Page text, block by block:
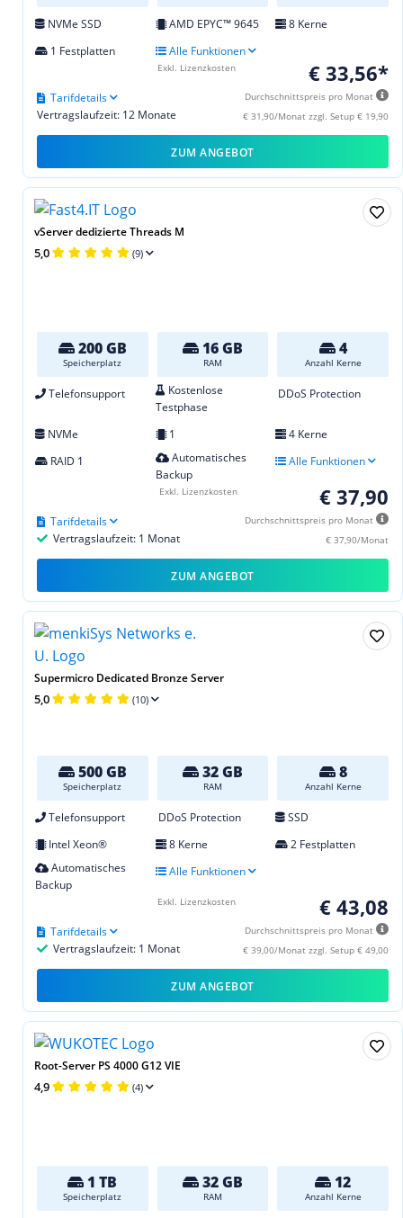
NVMe SSD AMD EPYC™ 9645
8 Kerne
1 Festplatten
Alle Funktionen
€ 33,56*
Durchschnittspreis pro Monat
€ 31,90/Monat zzgl. Setup € 19,90
Vertragslaufzeit: 12 Monate
Tarifdetails
Exkl. Lizenzkosten
ZUM ANGEBOT
vServer dedizierte Threads M
5,0 (9)
200 GB
Speicherplatz
16 GB
RAM
4
Anzahl Kerne
Telefonsupport
Kostenlose
Testphase
DDoS Protection
NVMe 1
4 Kerne
RAID 1
Automatisches
Backup
Alle Funktionen
€ 37,90
Durchschnittspreis pro Monat
€ 37,90/Monat
Vertragslaufzeit: 1 Monat
Tarifdetails
Exkl. Lizenzkosten
ZUM ANGEBOT
Supermicro Dedicated Bronze Server
5,0 (10)
500 GB
Speicherplatz
32 GB
RAM
8
Anzahl Kerne
Telefonsupport DDoS Protection
SSD
Intel Xeon®
8 Kerne
2 Festplatten
Automatisches
Backup
Alle Funktionen
€ 43,08
Durchschnittspreis pro Monat
€ 39,00/Monat zzgl. Setup € 49,00
Vertragslaufzeit: 1 Monat
Tarifdetails
Exkl. Lizenzkosten
ZUM ANGEBOT
Root-Server PS 4000 G12 VIE
4,9 (4)
1 TB
Speicherplatz
32 GB
RAM
12
Anzahl Kerne